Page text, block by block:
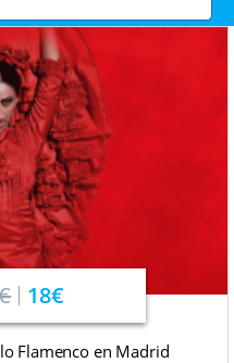
18€
Flamenco en Madrid